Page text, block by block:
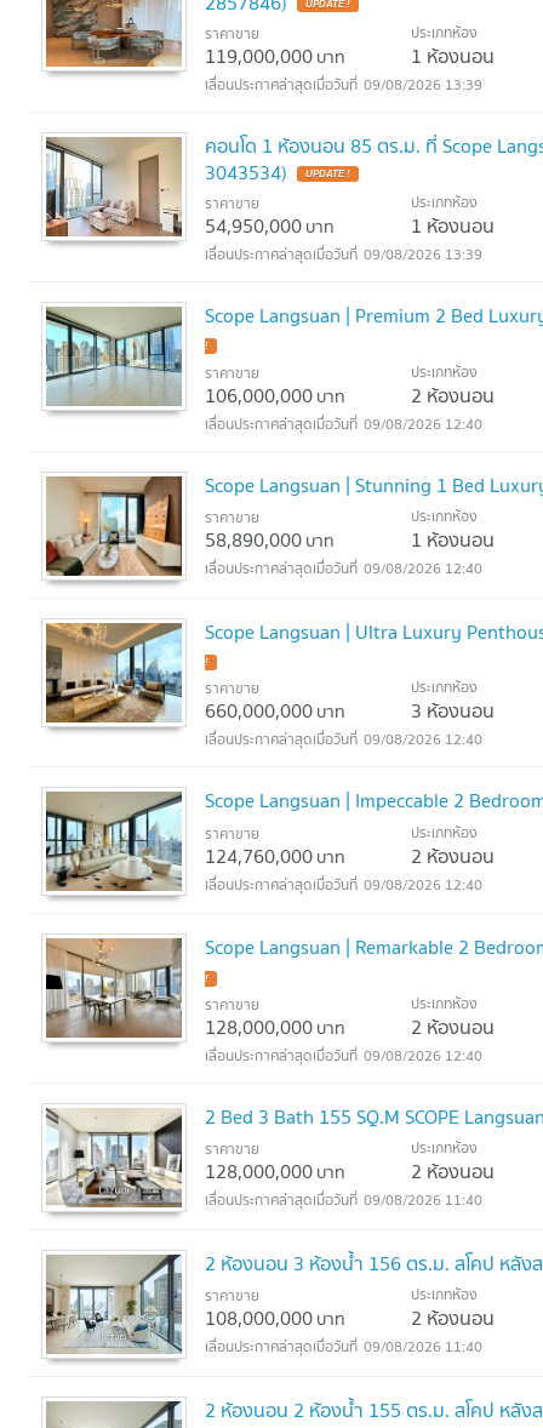
UPDATE !
ราคาขาย
119,000,000บาท
ประเภทห้อง
1 ห้องนอน
09/08/2026 13:39
คอนโด 1 ห้องนอน 85 ตร.ม. ที่ Scope
3043534)
UPDATE !
ราคาขาย
54,950,000บาท
ประเภทห้อง
1 ห้องนอน
09/08/2026 13:39
Scope Langsuan | Premium 2 Bed
!
ราคาขาย
106,000,000บาท
ประเภทห้อง
2 ห้องนอน
09/08/2026 12:40
Scope Langsuan | Stunning 1 Bed
ราคาขาย
58,890,000บาท
ประเภทห้อง
1 ห้องนอน
09/08/2026 12:40
Scope Langsuan | Ultra Luxury
!
ราคาขาย
660,000,000บาท
ประเภทห้อง
3 ห้องนอน
09/08/2026 12:40
Scope Langsuan | Impeccable 2
ราคาขาย
124,760,000บาท
ประเภทห้อง
2 ห้องนอน
09/08/2026 12:40
Scope Langsuan | Remarkable 2
!
ราคาขาย
128,000,000บาท
ประเภทห้อง
2 ห้องนอน
09/08/2026 12:40
2 Bed 3 Bath 155 SQ.M SCOPE
ราคาขาย
128,000,000บาท
ประเภทห้อง
2 ห้องนอน
09/08/2026 11:40
2 ห้องนอน 3 ห้องน้ำ 156 ตร.ม. สโคป หลัง
ราคาขาย
108,000,000บาท
ประเภทห้อง
2 ห้องนอน
09/08/2026 11:40
2 ห้องนอน 2 ห้องน้ำ 155 ตร.ม. สโคป หลัง